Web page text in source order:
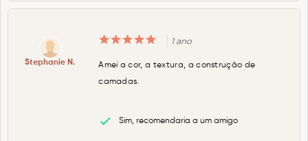
Stephanie N.
1 ano
Amei a cor, a textura, a construção de
camadas.
Sim, recomendaria a um amigo